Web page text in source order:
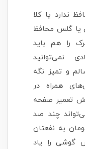
ندارد یا کلا
یا گلس محافظ
را هم باید
نمی‌توانید
و تمیز نگه
همراه در
تعمیر صفحه
چند صد
به نفعتان
گوشی را یاد